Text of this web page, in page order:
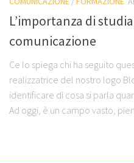
L’importanza di
comunicazione
Ce lo spiega chi ha seguito
realizzatrice del nostro logo
identificare di cosa si parla
Ad oggi, è un campo vasto,